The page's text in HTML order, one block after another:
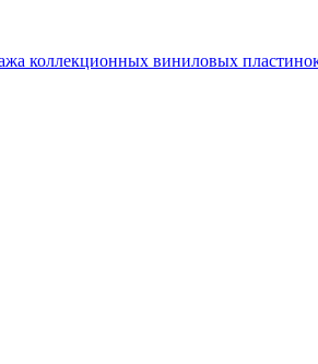
коллекционных виниловых